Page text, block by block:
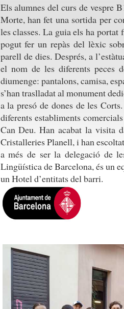
Els alumnes del curs de vespre
Morte, han fet una sortida per
les classes. La guia els ha
pogut fer un repàs del lèxic
parell de dies. Després, a
el nom de les diferents peces
diumenge: pantalons, camisa,
s’han traslladat al monument
a la presó de dones de les
diferents establiments
Can Deu. Han acabat la visita
Cristalleries Planell, i han
a més de ser la delegació de
Lingüística de Barcelona, és un
un Hotel d’entitats del barri.